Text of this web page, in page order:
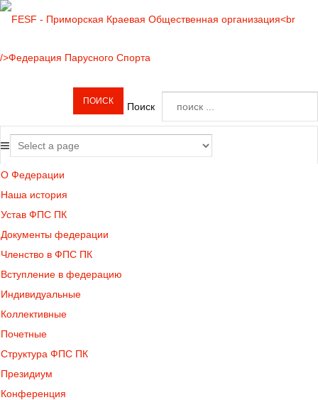
Поиск
О Федерации
Наша история
Устав ФПС ПК
Документы федерации
Членство в ФПС ПК
Вступление в федерацию
Индивидуальные
Коллективные
Почетные
Структура ФПС ПК
Президиум
Конференция